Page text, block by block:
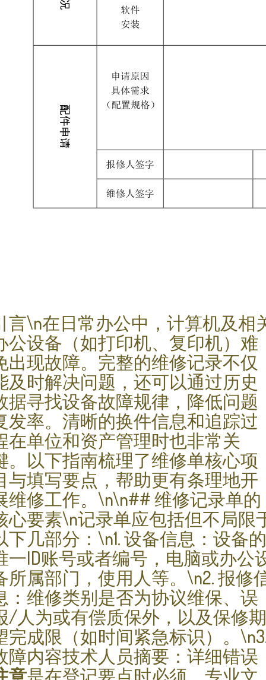
言\n在日常办公中，计算机及相
公设备（如打印机、复印机）难
出现故障。完整的维修记录不仅
及时解决问题，还可以通过历史
据寻找设备故障规律，降低问题
发率。清晰的换件信息和追踪过
在单位和资产管理时也非常关
。以下指南梳理了维修单核心项
与填写要点，帮助更有条理地开
维修工作。\n\n## 维修记录单的
心要素\n记录单应包括但不局限
下几部分：\n1. 设备信息：设备的
一ID账号或者编号，电脑或办公
所属部门，使用人等。\n2. 报修
：维修类别是否为协议维保、误
/人为或有偿质保外，以及保修期
完成限（如时间紧急标识）。
障内容技术人员摘要：详细错误
意是在登记要点时必须、专业文